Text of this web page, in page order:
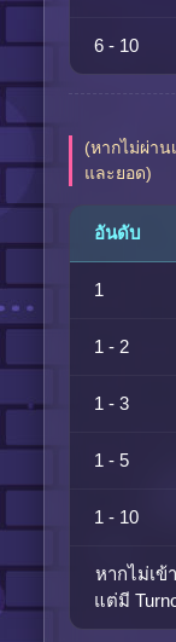
6 - 10
(หากไม่ผ่าน
และยอด)
อันดับ
1
1 - 2
1 - 3
1 - 5
1 - 10
หากไม่เข้
แต่มี